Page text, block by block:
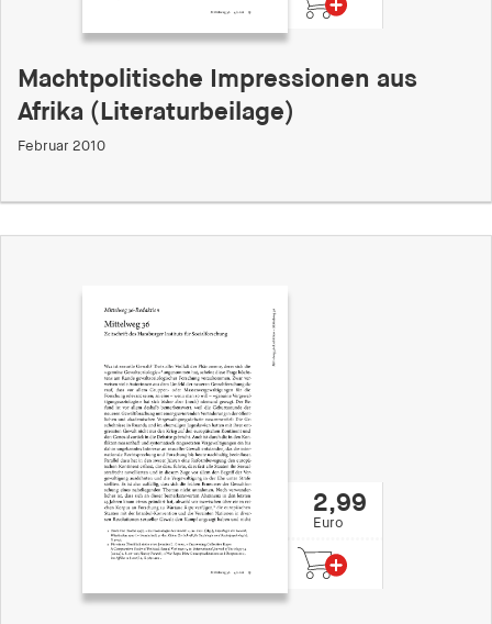
Machtpolitische Impressionen aus
Afrika (Literaturbeilage)
Februar 2010
2,99
Euro